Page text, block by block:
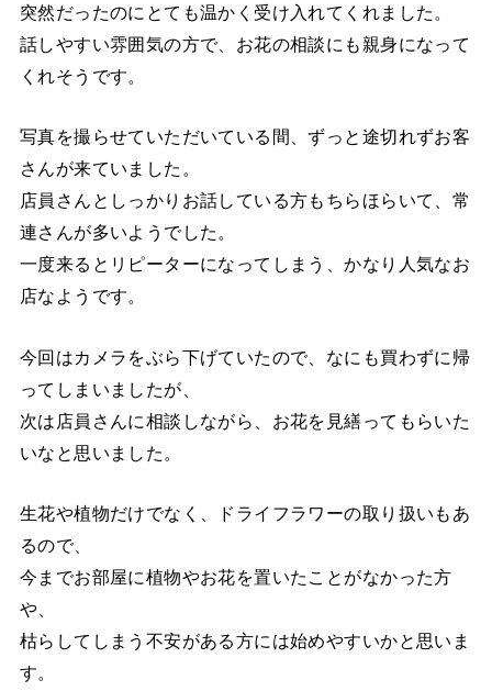
突然だったのにとても温かく受け入れてくれました。
話しやすい雰囲気の方で、お花の相談にも親身になって
くれそうです。
写真を撮らせていただいている間、ずっと途切れずお客
さんが来ていました。
店員さんとしっかりお話している方もちらほらいて、常
連さんが多いようでした。
一度来るとリピーターになってしまう、かなり人気なお
店なようです。
今回はカメラをぶら下げていたので、なにも買わずに帰
ってしまいましたが、
次は店員さんに相談しながら、お花を見繕ってもらいた
いなと思いました。
生花や植物だけでなく、ドライフラワーの取り扱いもあ
るので、
今までお部屋に植物やお花を置いたことがなかった方
や、
枯らしてしまう不安がある方には始めやすいかと思いま
す。